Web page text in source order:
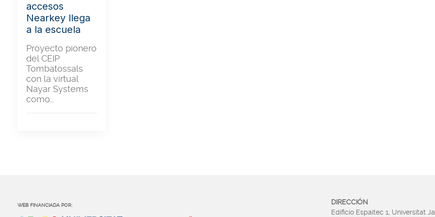
accesos
Nearkey llega
a la escuela
Proyecto pionero
del CEIP
Tombatossals
con la virtual
Nayar Systems
como…
WEB FINANCIADA POR:
DIRECCIÓN
Edificio Espaitec 1, Universitat